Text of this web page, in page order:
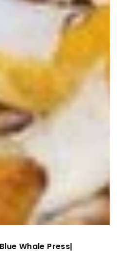
Whale Press|